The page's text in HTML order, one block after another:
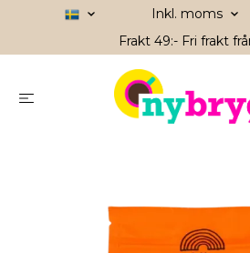
Inkl. moms
Frakt 49:- Fri frakt